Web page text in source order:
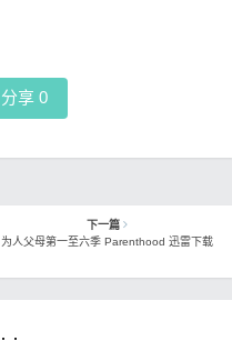
分享 0
下一篇
为人父母第一至六季 Parenthood 迅雷下载
·